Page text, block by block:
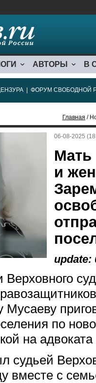
АВТОРЫ В
ФОРУМ СВОБОДНОЙ
Главная /
06-08-2025
Мать
и
update:
по
на
судьей
вместе с